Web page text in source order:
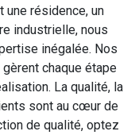
une résidence, un
industrielle, nous
inégalée. Nos
chaque étape
La qualité, la
sont au cœur de
de qualité, optez